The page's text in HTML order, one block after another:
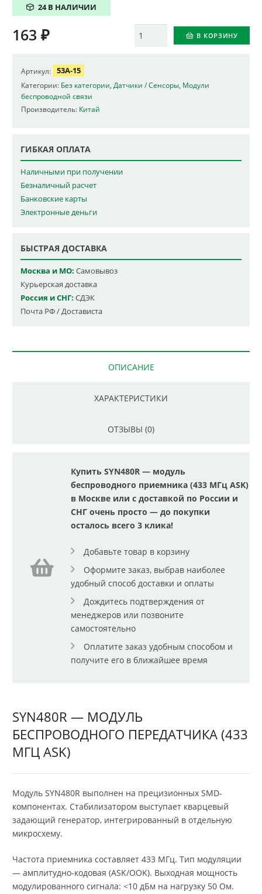
24 В НАЛИЧИИ
Количество В КОРЗИНУ
163 ₽
Артикул: 53A-15
Категории: Без категории Датчики / Сенсоры Модули
беспроводной связи
Производитель: Китай
ГИБКАЯ ОПЛАТА
Наличными при получении
Безналичный расчет
Банковские карты
Электронные деньги
БЫСТРАЯ ДОСТАВКА
Москва и МО: Самовывоз
Курьерская доставка
Россия и СНГ: СДЭК
Почта РФ / Достависта
ОПИСАНИЕ
ХАРАКТЕРИСТИКИ
ОТЗЫВЫ (0)
Купить SYN480R — модуль
беспроводного приемника (433 МГц ASK)
в Москве или с доставкой по России и
СНГ очень просто — до покупки
осталось всего 3 клика!
Добавьте товар в корзину
Оформите заказ, выбрав наиболее
удобный способ доставки и оплаты
Дождитесь подтверждения от
менеджеров или позвоните
самостоятельно
Оплатите заказ удобным способом и
получите его в ближайшее время
SYN480R — МОДУЛЬ
БЕСПРОВОДНОГО ПЕРЕДАТЧИКА (433
МГЦ ASK)
Модуль SYN480R выполнен на прецизионных SMD-
компонентах. Стабилизатором выступает кварцевый
задающий генератор, интегрированный в отдельную
микросхему.
Частота приемника составляет 433 МГц. Тип модуляции
— амплитудно-кодовая (ASK/OOK). Выходная мощность
модулированного сигнала: <10 дБм на нагрузку 50 Ом.